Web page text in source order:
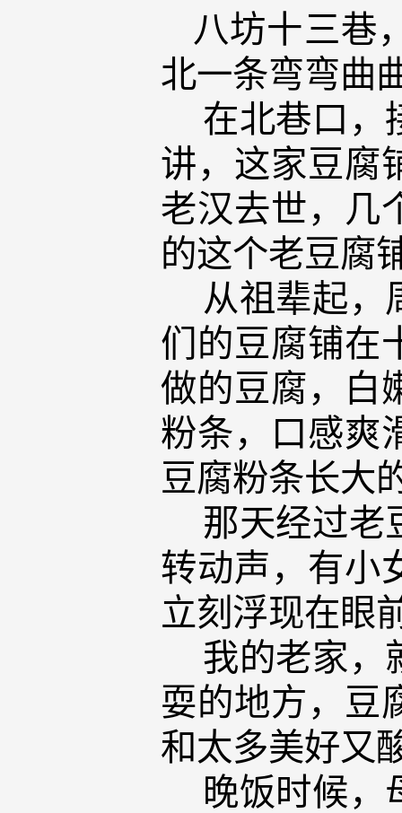
八坊十三巷
北一条弯弯曲
在北巷口，
讲，这家豆腐
老汉去世，几
的这个老豆腐
从祖辈起，
们的豆腐铺在
做的豆腐，白
粉条，口感爽
豆腐粉条长大
那天经过老
转动声，有小
立刻浮现在眼
我的老家，
耍的地方，豆
和太多美好又
晚饭时候，